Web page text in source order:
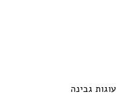
עוגות גבינה